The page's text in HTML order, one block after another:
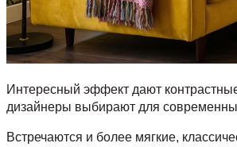
Интересный эффект дают
дизайнеры выбирают для
Встречаются и более мягкие,